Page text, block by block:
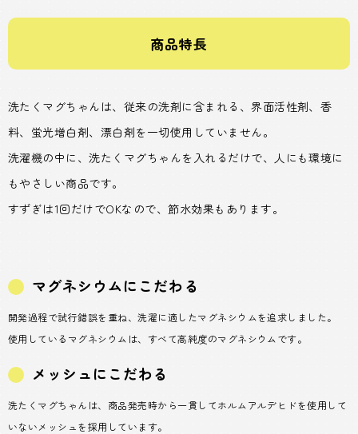
商品特長
洗たくマグちゃんは、従来の洗剤に含まれる、界面活性剤、香
料、蛍光増白剤、漂白剤を一切使用していません。
洗濯機の中に、洗たくマグちゃんを入れるだけで、人にも環境に
もやさしい商品です。
すずぎは1回だけでOKなので、節水効果もあります。
マグネシウムにこだわる
開発過程で試行錯誤を重ね、洗濯に適したマグネシウムを追求しました。
使用しているマグネシウムは、すべて高純度のマグネシウムです。
メッシュにこだわる
洗たくマグちゃんは、商品発売時から一貫してホルムアルデヒドを使用して
いないメッシュを採用しています。